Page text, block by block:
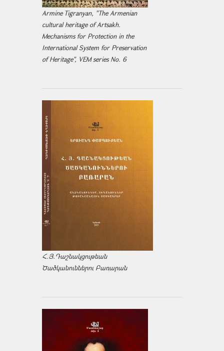
Armine Tigranyan, "The Armenian
cultural heritage of Artsakh.
Mechanisms for Protection in the
International System for Preservation
of Heritage", VEM series No. 6
Հ.Յ.Դաշնակցութեան
Ծածկանուններու Բառարան